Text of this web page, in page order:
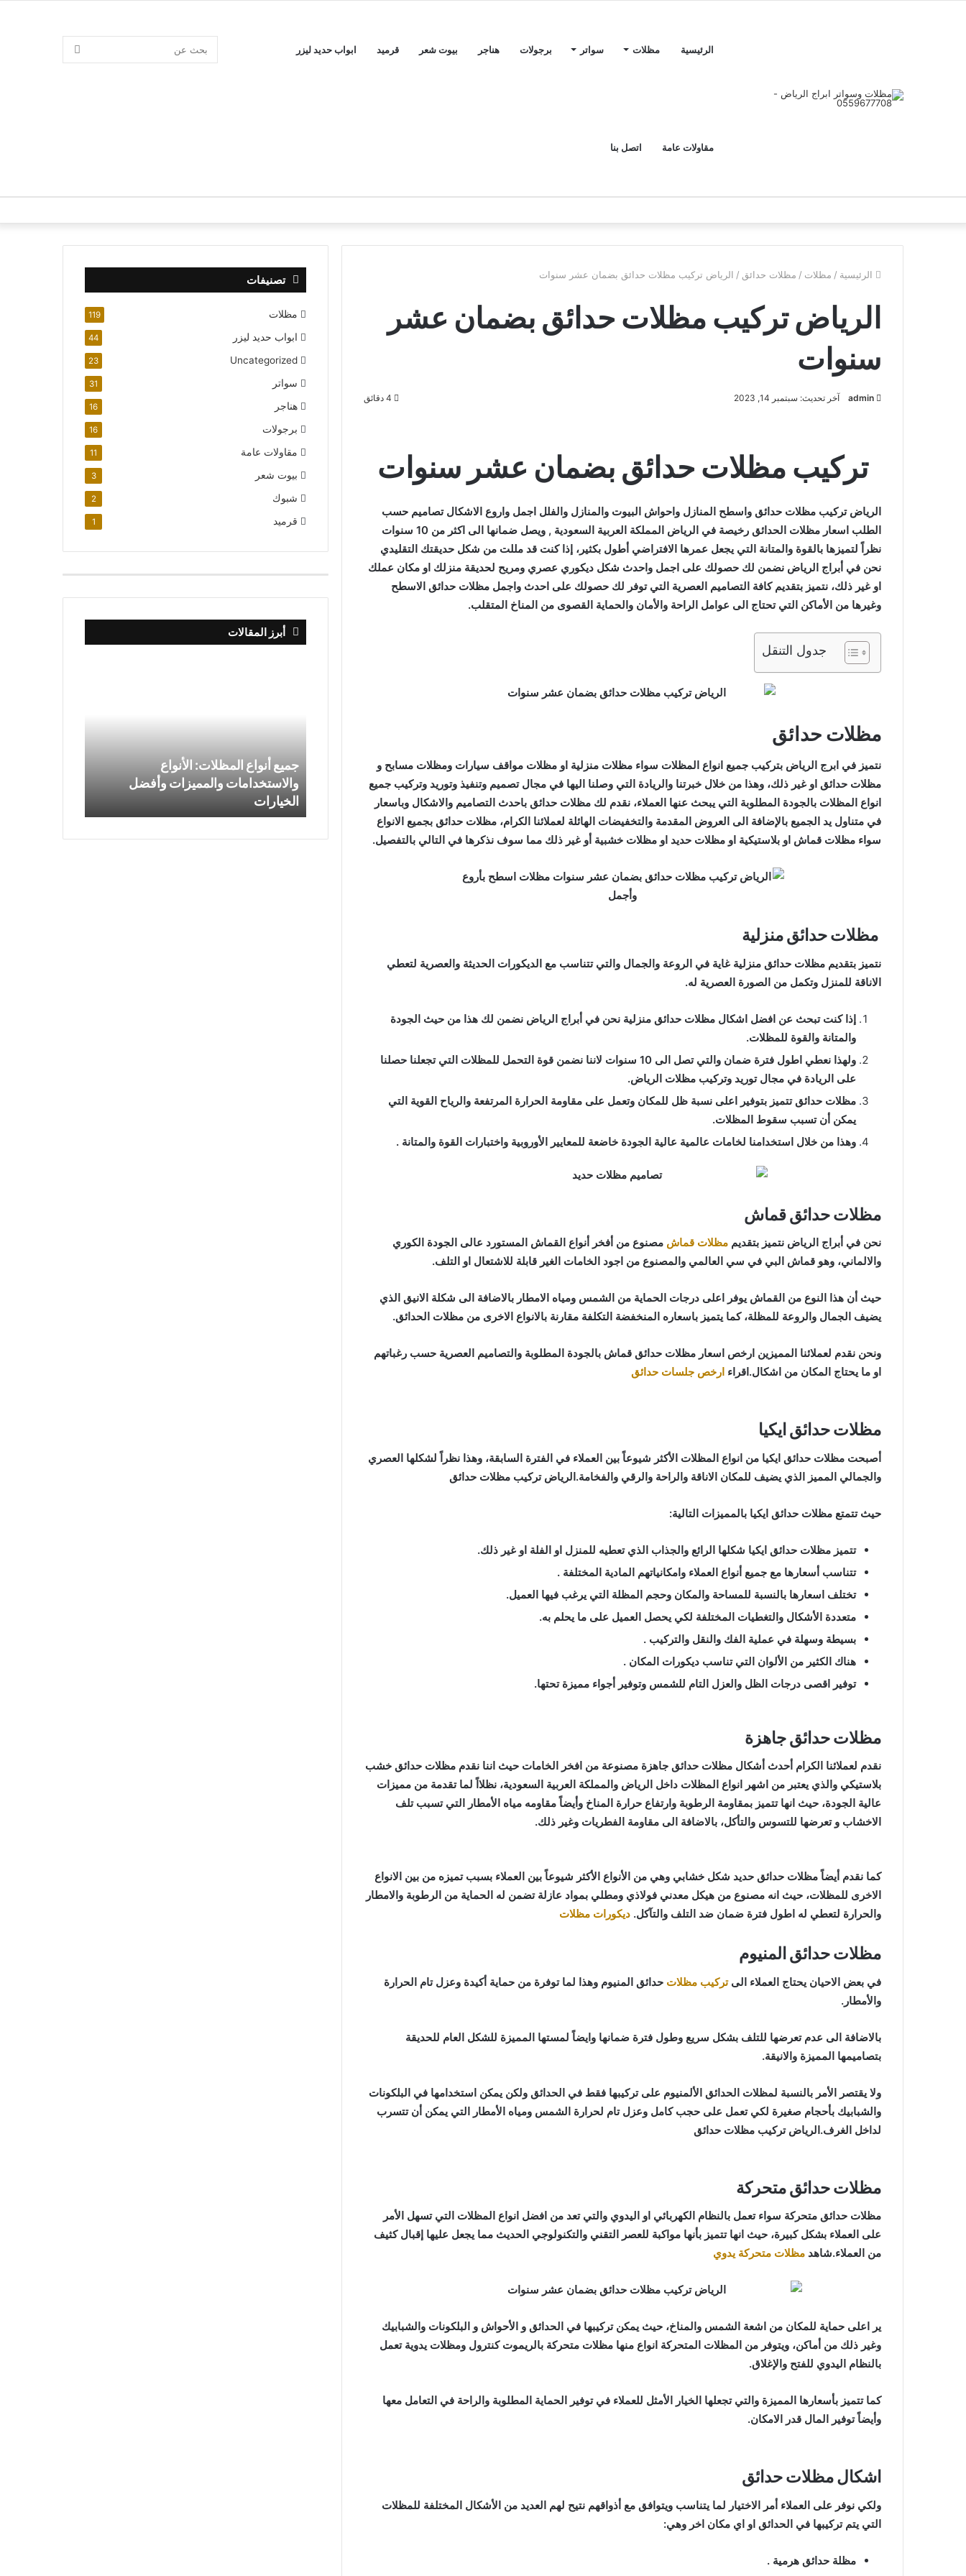
الرئيسية مظلات سواتر برجولات هناجر بيوت شعر قرميد ابواب حديد ليزر
مقاولات عامة اتصل بنا
الرئيسية / مظلات / مظلات حدائق / الرياض تركيب مظلات حدائق بضمان عشر سنوات
الرياض تركيب مظلات حدائق بضمان عشر
سنوات
admin آخر تحديث: سبتمبر 14, 2023
تركيب مظلات حدائق بضمان عشر سنوات
الرياض تركيب مظلات حدائق واسطح المنازل واحواش البيوت والمنازل والفلل اجمل واروع الاشكال تصاميم حسب
الطلب اسعار مظلات الحدائق رخيصة في الرياض المملكة العربية السعودية , ويصل ضمانها الى اكثر من 10 سنوات
نظراً لتميزها بالقوة والمتانة التي يجعل عمرها الافتراضي أطول بكثير، إذا كنت قد مللت من شكل حديقتك التقليدي
نحن في أبراج الرياض نضمن لك حصولك على اجمل واحدث شكل ديكوري عصري ومريح لحديقة منزلك او مكان عملك
او غير ذلك، نتميز بتقديم كافة التصاميم العصرية التي توفر لك حصولك على احدث واجمل مظلات حدائق الاسطح
وغيرها من الأماكن التي تحتاج الى عوامل الراحة والأمان والحماية القصوى من المناخ المتقلب.
جدول التنقل
مظلات حدائق
نتميز في ابرج الرياض بتركيب جميع انواع المظلات سواء مظلات منزلية او مظلات مواقف سيارات ومظلات مسابح و
مظلات حدائق او غير ذلك، وهذا من خلال خبرتنا والريادة التي وصلنا اليها في مجال تصميم وتنفيذ وتوريد وتركيب جميع
انواع المظلات بالجودة المطلوبة التي يبحث عنها العملاء، نقدم لك مظلات حدائق باحدث التصاميم والاشكال وباسعار
في متناول يد الجميع بالإضافة الى العروض المقدمة والتخفيضات الهائلة لعملائنا الكرام، مظلات حدائق بجميع الانواع
سواء مظلات قماش او بلاستيكية او مظلات حديد او مظلات خشبية أو غير ذلك مما سوف نذكرها في التالي بالتفصيل.
مظلات حدائق منزلية
نتميز بتقديم مظلات حدائق منزلية غاية في الروعة والجمال والتي تتناسب مع الديكورات الحديثة والعصرية لتعطي
الاناقة للمنزل وتكمل من الصورة العصرية له.
إذا كنت تبحث عن افضل اشكال مظلات حدائق منزلية نحن في أبراج الرياض نضمن لك هذا من حيث الجودة
والمتانة والقوة للمظلات.
ولهذا نعطي اطول فترة ضمان والتي تصل الى 10 سنوات لاننا نضمن قوة التحمل للمظلات التي تجعلنا حصلنا
على الريادة في مجال توريد وتركيب مظلات الرياض.
مظلات حدائق تتميز بتوفير اعلى نسبة ظل للمكان وتعمل على مقاومة الحرارة المرتفعة والرياح القوية التي
يمكن أن تسبب سقوط المظلات.
وهذا من خلال استخدامنا لخامات عالمية عالية الجودة خاضعة للمعايير الأوروبية واختبارات القوة والمتانة .
مظلات حدائق قماش
نحن في أبراج الرياض نتميز بتقديم مظلات قماش مصنوع من أفخر أنواع القماش المستورد عالى الجودة الكوري
والالماني، وهو قماش البي في سي العالمي والمصنوع من اجود الخامات الغير قابلة للاشتعال او التلف.
حيث أن هذا النوع من القماش يوفر اعلى درجات الحماية من الشمس ومياه الامطار بالاضافة الى شكلة الانيق الذي
يضيف الجمال والروعة للمظلة، كما يتميز باسعاره المنخفضة التكلفة مقارنة بالانواع الاخرى من مظلات الحدائق.
ونحن نقدم لعملائنا المميزين ارخص اسعار مظلات حدائق قماش بالجودة المطلوبة والتصاميم العصرية حسب رغباتهم
او ما يحتاج المكان من اشكال.اقراء ارخص جلسات حدائق
مظلات حدائق ايكيا
أصبحت مظلات حدائق ايكيا من انواع المظلات الأكثر شيوعاً بين العملاء في الفترة السابقة، وهذا نظراً لشكلها العصري
والجمالي المميز الذي يضيف للمكان الاناقة والراحة والرقي والفخامة.الرياض تركيب مظلات حدائق
حيث تتمتع مظلات حدائق ايكيا بالمميزات التالية:
تتميز مظلات حدائق ايكيا شكلها الرائع والجذاب الذي تعطيه للمنزل او الفلة او غير ذلك.
تتناسب أسعارها مع جميع أنواع العملاء وامكانياتهم المادية المختلفة .
تختلف اسعارها بالنسبة للمساحة والمكان وحجم المظلة التي يرغب فيها العميل.
متعددة الأشكال والتغطيات المختلفة لكي يحصل العميل على ما يحلم به.
بسيطة وسهلة في عملية الفك والنقل والتركيب .
هناك الكثير من الألوان التي تناسب ديكورات المكان .
توفير اقصى درجات الظل والعزل التام للشمس وتوفير أجواء مميزة تحتها.
مظلات حدائق جاهزة
نقدم لعملائنا الكرام أحدث أشكال مظلات حدائق جاهزة مصنوعة من افخر الخامات حيث اننا نقدم مظلات حدائق خشب
بلاستيكي والذي يعتبر من اشهر انواع المظلات داخل الرياض والمملكة العربية السعودية، نظلااً لما تقدمة من مميزات
عالية الجودة، حيث انها تتميز بمقاومة الرطوبة وارتفاع حرارة المناخ وأيضاً مقاومه مياه الأمطار التي تسبب تلف
الاخشاب و تعرضها للتسوس والتأكل، بالاضافة الى مقاومة الفطريات وغير ذلك.
كما نقدم أيضاً مظلات حدائق حديد شكل خشابي وهي من الأنواع الأكثر شيوعاً بين العملاء بسبب تميزه من بين الانواع
الاخرى للمظلات، حيث انه مصنوع من هيكل معدني فولاذي ومطلي بمواد عازلة تضمن له الحماية من الرطوبة والامطار
والحرارة لتعطي له اطول فترة ضمان ضد التلف والتآكل. ديكورات مظلات
مظلات حدائق المنيوم
في بعض الاحيان يحتاج العملاء الىتركيب مظلات حدائق المنيوم وهذا لما توفرة من حماية أكيدة وعزل تام الحرارة
والأمطار.
بالاضافة الى عدم تعرضها للتلف بشكل سريع وطول فترة ضمانها وايضاً لمستها المميزة للشكل العام للحديقة
بتصاميمها المميزة والانيقة.
ولا يقتصر الأمر بالنسبة لمظلات الحدائق الألمنيوم على تركيبها فقط في الحدائق ولكن يمكن استخدامها في البلكونات
والشبابيك بأحجام صغيرة لكي تعمل على حجب كامل وعزل تام لحرارة الشمس ومياه الأمطار التي يمكن أن تتسرب
لداخل الغرف.الرياض تركيب مظلات حدائق
مظلات حدائق متحركة
مظلات حدائق متحركة سواء تعمل بالنظام الكهربائي او اليدوي والتي تعد من افضل انواع المظلات التي تسهل الأمر
على العملاء بشكل كبيرة، حيث انها تتميز بأنها مواكبة للعصر التقني والتكنولوجي الحديث مما يجعل عليها إقبال كثيف
من العملاء.شاهد مظلات متحركة يدوي
ير اعلى حماية للمكان من اشعة الشمس والمناخ، حيث يمكن تركيبها في الحدائق و الأحواش و البلكونات والشبابيك
وغير ذلك من أماكن، ويتوفر من المظلات المتحركة انواع منها مظلات متحركة بالريموت كنترول ومظلات يدوية تعمل
بالنظام اليدوي للفتح والإغلاق.
كما تتميز بأسعارها المميزة والتي تجعلها الخيار الأمثل للعملاء في توفير الحماية المطلوبة والراحة في التعامل معها
وأيضاً توفير المال قدر الامكان.
اشكال مظلات حدائق
ولكي نوفر على العملاء أمر الاختيار لما يتناسب ويتوافق مع أذواقهم نتيح لهم العديد من الأشكال المختلفة للمظلات
التي يتم تركيبها في الحدائق او اي مكان اخر وهي:
مظلة حدائق هرمية .
تصنيفات
مظلات 119
ابواب حديد ليزر 44
Uncategorized
23
سواتر 31
هناجر 16
برجولات 16
مقاولات عامة 11
بيوت شعر 3
شبوك 2
قرميد 1
أبرز المقالات
المنيوم
ابواب كلادينج المنيوم في الرياض
خشبي
ابواب كلادينج خشبي خارجي
الخيارات
جميع أنواع المظلات: الأنواع
والاستخدامات والمميزات وأفضل
الخيارات